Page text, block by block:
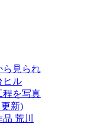
ら見られ
ヒル
程を写真
新)
荒川